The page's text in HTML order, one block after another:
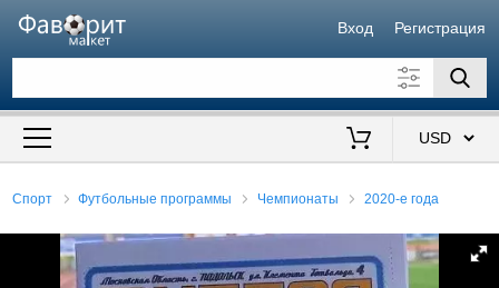
Вход Регистрация
Искать также в описании
Спорт Футбольные программы Чемпионаты 2020-е года